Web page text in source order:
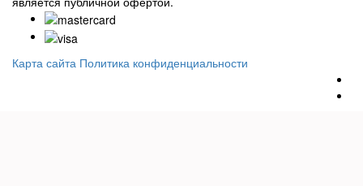
Карта сайта Политика конфиденциальности